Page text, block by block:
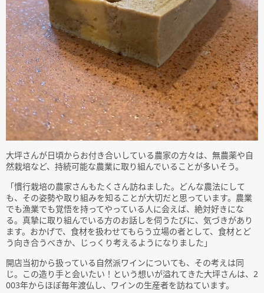
大坪さんが日頃からお付き合いしている農家の方々は、無農薬や自
然栽培など、持続可能な農業に取り組んでいることが多いそう。
「慣行栽培の農家さんもたくさん訪ねました。どんな農法にして
も、その姿勢や取り組みを知ることが大切だと思っています。農業
でも漁業でも覚悟を持ってやっている人に会えば、絶対好きにな
る。真摯に取り組んでいる方のお話しを伺うたびに、気づきがあり
ます。おかげで、食材を扱わせてもらう立場の者として、食材とど
う向き合うべきか、じっくり考えるようになりました」
開店当初から扱っている自然派ワインについても、その考えは同
じ。この造り手と会いたい！という想いが溢れてきた大坪さんは、2
003年からほぼ毎年渡仏し、ワインの生産者を訪ねています。